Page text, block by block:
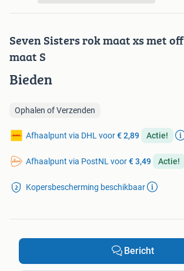
Seven Sisters rok maat xs met
maat S
Bieden
Ophalen of Verzenden
Afhaalpunt via DHL voor€ 2,89 Actie!
Afhaalpunt via PostNL voor€ 3,49 Actie!
Kopersbescherming beschikbaar
Bericht